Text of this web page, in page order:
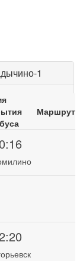
1
Маршрут